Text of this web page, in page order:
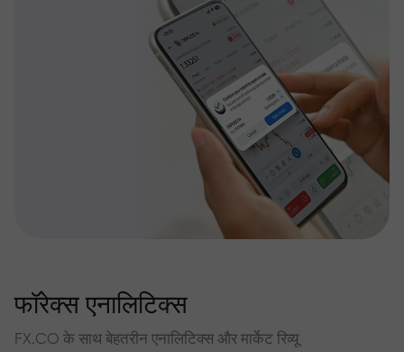
फॉरेक्स एनालिटिक्स
FX.CO के साथ बेहतरीन एनालिटिक्स और मार्केट रिव्यू